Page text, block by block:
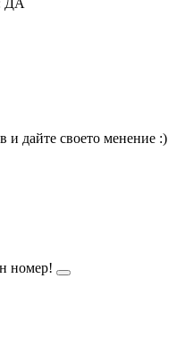
ДА
и дайте своето менение :)
номер!